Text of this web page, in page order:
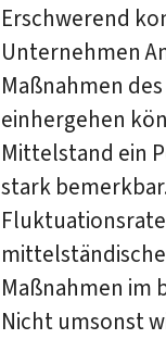
Erschwerend
Unternehmen
Maßnahmen
einhergehen
Mittelstand ein
stark
Maßnahmen im
Nicht umsonst